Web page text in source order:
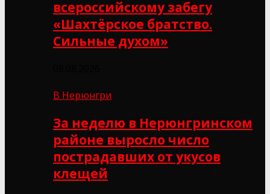
всероссийскому забегу
«Шахтёрское братство.
Сильные духом»
В Нерюнгри
За неделю в Нерюнгринском
районе выросло число
пострадавших от укусов
клещей